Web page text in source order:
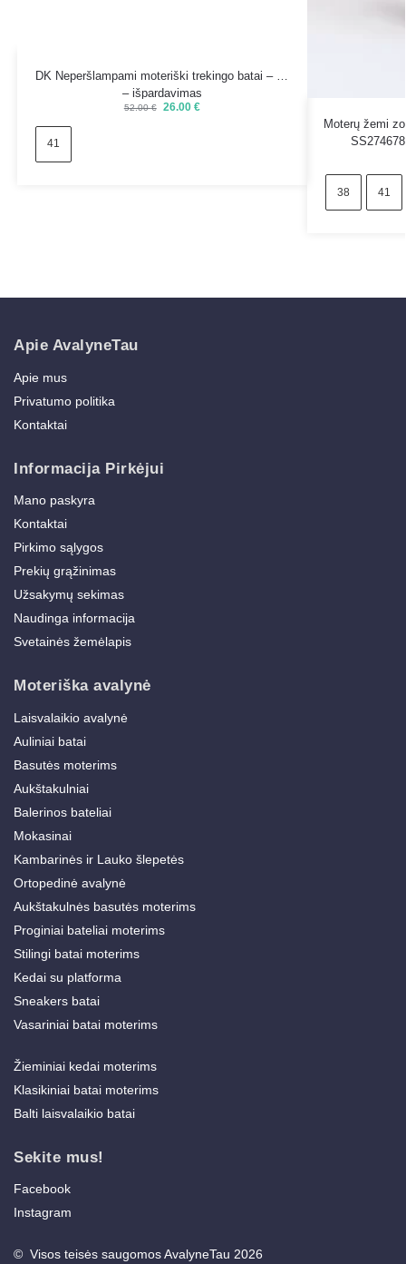
DK Neperšlampami moteriški trekingo batai – 41
– išpardavimas
52.00€ 26.00 €
41
Moterų žemi
38 41
Apie AvalyneTau
Apie mus
Privatumo politika
Kontaktai
Informacija Pirkėjui
Mano paskyra
Kontaktai
Pirkimo sąlygos
Prekių grąžinimas
Užsakymų sekimas
Naudinga informacija
Svetainės žemėlapis
Moteriška avalynė
Laisvalaikio avalynė
Auliniai batai
Basutės moterims
Aukštakulniai
Balerinos bateliai
Mokasinai
Kambarinės ir Lauko šlepetės
Ortopedinė avalynė
Aukštakulnės basutės moterims
Proginiai bateliai moterims
Stilingi batai moterims
Kedai su platforma
Sneakers batai
Vasariniai batai moterims
Žieminiai kedai moterims
Klasikiniai batai moterims
Balti laisvalaikio batai
Sekite mus!
Facebook
Instagram
© Visos teisės saugomos AvalyneTau 2026